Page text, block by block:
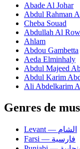
Abade Al Johar
Abdul Rahman
Cheba Souad
Abdullah Al
Ahlam
Abdou Gambetta
Aeda Elminhaly
Abdul Majeed
Abdul Karim
Ali Abdelkarim
Genres de
Levant — الشام
Farsi — فارسية